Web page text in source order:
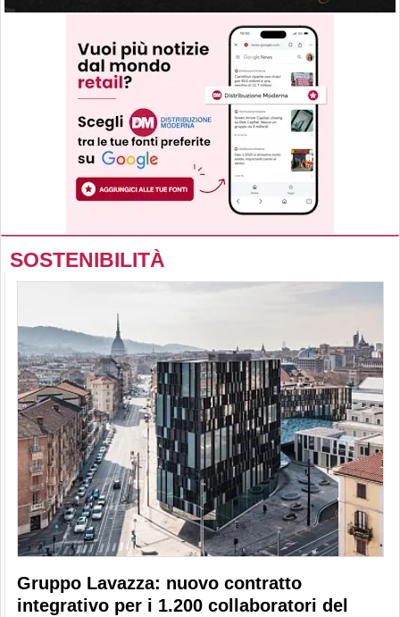
SOSTENIBILITÀ
Gruppo Lavazza: nuovo contratto
integrativo per i 1.200 collaboratori del